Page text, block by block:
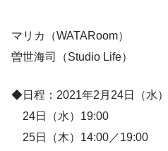
マリカ（WATARoom）
曽世海司（Studio Life）
◆日程：2021年2月24日（水）
24日（水）19:00
25日（木）14:00／19:00